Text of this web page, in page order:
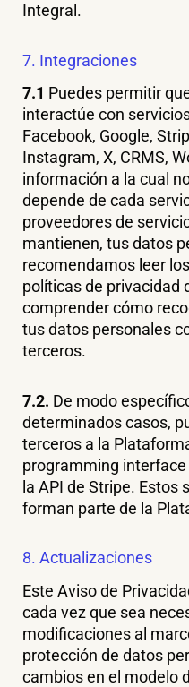
Integral.
7. Integraciones
7.1 Puedes permitir
interactúe con
Facebook, Google,
Instagram, X, CRMS,
información a la cual
depende de cada
proveedores de
mantienen, tus datos
recomendamos leer
políticas de privacidad
comprender cómo
tus datos personales
terceros.
7.2. De modo
determinados casos,
terceros a la
programming
la API de Stripe. Estos
forman parte de la
8. Actualizaciones
Este Aviso de
cada vez que sea
modificaciones al
protección de datos
cambios en el modelo